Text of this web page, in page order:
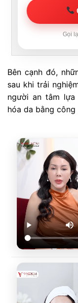
Gọi
Bên cạnh đó,
sau khi trải
người an tâm
hóa da bằng công